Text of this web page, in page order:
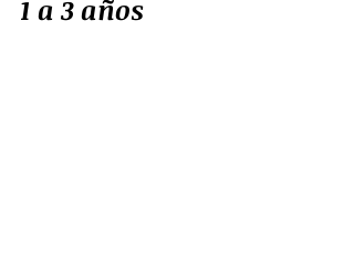
1 a 3 años